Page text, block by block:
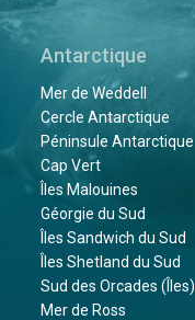
Antarctique
Mer de Weddell
Cercle Antarctique
Péninsule Antarctique
Cap Vert
Îles Malouines
Géorgie du Sud
Îles Sandwich du Sud
Îles Shetland du Sud
Sud des Orcades (Îles)
Mer de Ross